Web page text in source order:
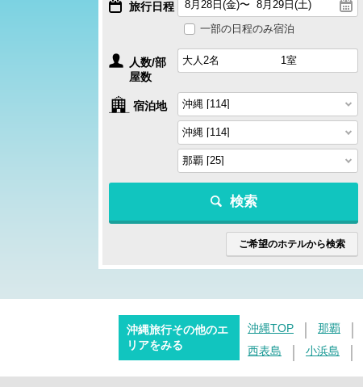
旅行日程
一部の日程のみ宿泊
人数/部
屋数
宿泊地
検索
ご希望のホテルから検索
沖縄旅行その他のエ
リアをみる
沖縄TOP 那覇
西表島
小浜島